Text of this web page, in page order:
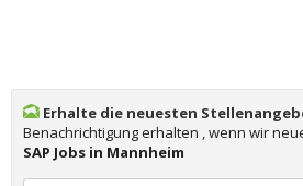
Erhalte die neuesten
Benachrichtigung erhalten , wenn wir
SAP Jobs in Mannheim